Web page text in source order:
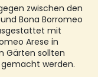
zwischen den
Bona Borromeo
mit
Arese in
Gärten sollten
werden.